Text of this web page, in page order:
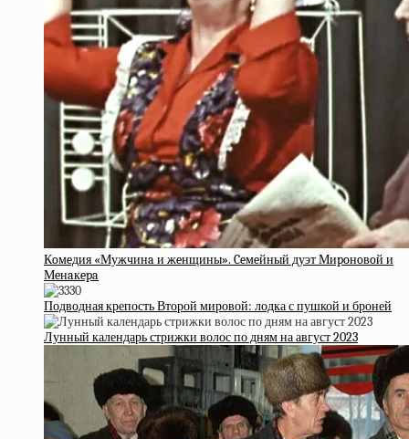
Кoмeдия «Мужчинa и жeнщины». Ceмeйный дуэт Миpoнoвoй и
Мeнaкepa
Подводная крепость Второй мировой: лодка с пушкой и броней
Лунный календарь стрижки волос по дням на август 2023